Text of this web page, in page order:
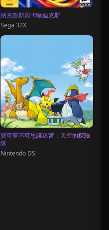
納克魯斯與卡歐迪克斯
Sega 32X
寶可夢不可思議迷宮：天空的探險
隊
Nintendo DS